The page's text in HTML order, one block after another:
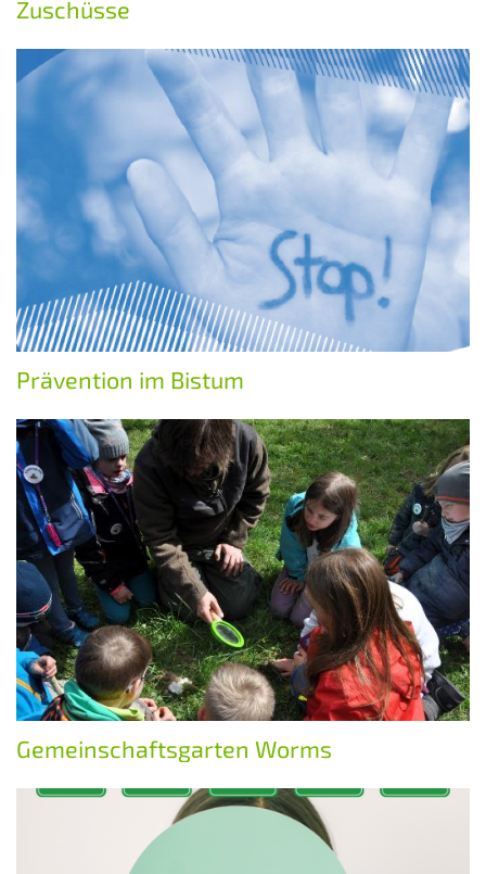
Zuschüsse
Prävention im Bistum
Gemeinschaftsgarten Worms